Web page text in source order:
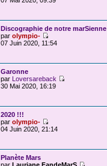
Discographie de notre marSienne
parolympio-
07 Juin 2020, 11:54
Garonne
par Loversareback
30 Mai 2020, 16:19
2020 !!!
parolympio-
04 Juin 2020, 21:14
Planète Mars
parLauriane FandeMarS